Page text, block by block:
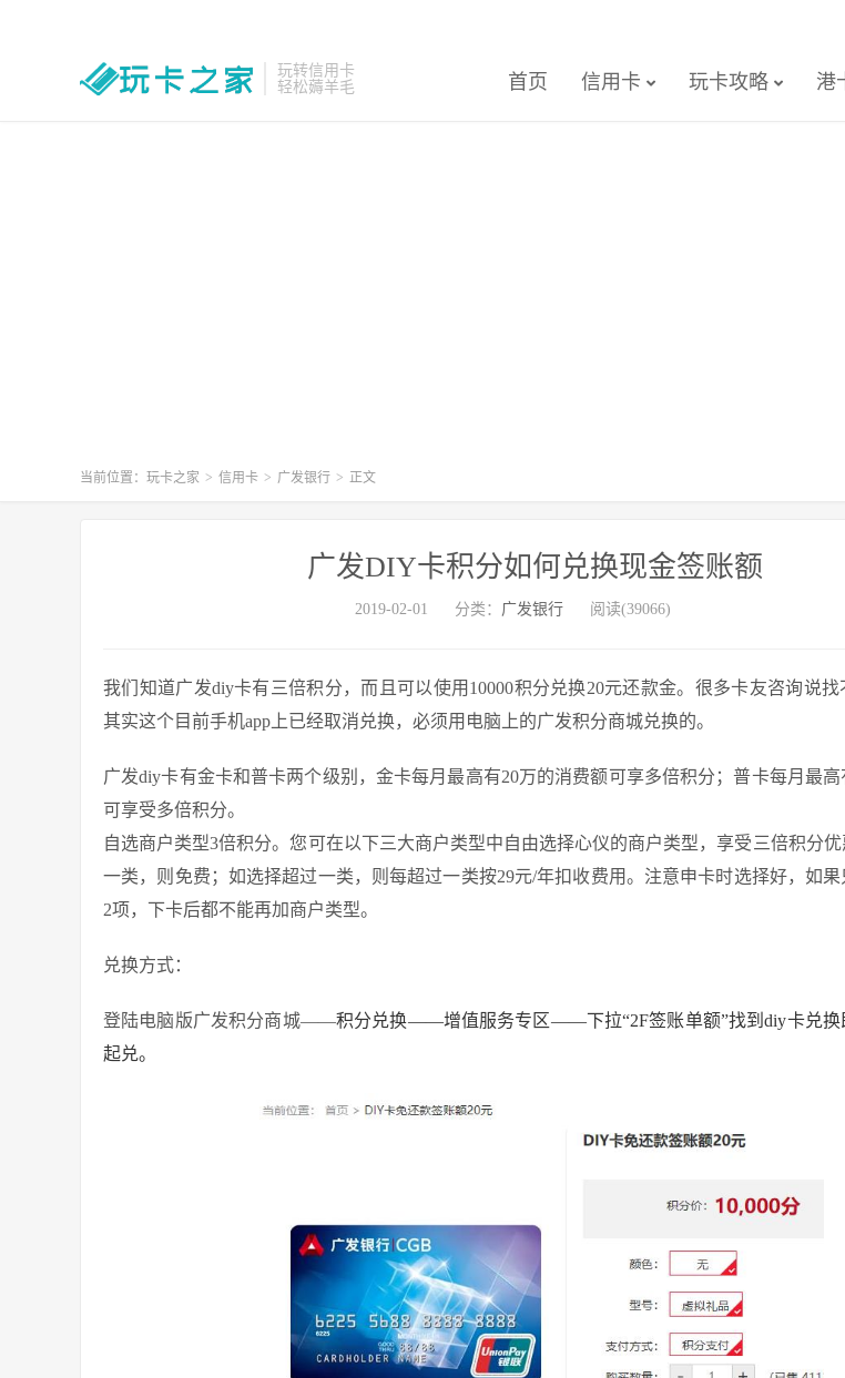
玩转信用卡
轻松薅羊毛
首页 信用卡 玩卡攻略 港
当前位置： 玩卡之家 > 信用卡 > 广发银行 > 正文
广发DIY卡积分如何兑换现金签账额
2019-02-01 分类： 广发银行 阅读(39066)
我们知道广发diy卡有三倍积分，而且可以使用10000积分兑换20元还款金。很多卡友咨询说找
其实这个目前手机app上已经取消兑换，必须用电脑上的广发积分商城兑换的。
广发diy卡有金卡和普卡两个级别，金卡每月最高有20万的消费额可享多倍积分；普卡每月最高
可享受多倍积分。
自选商户类型3倍积分。您可在以下三大商户类型中自由选择心仪的商户类型，享受三倍积分
一类，则免费；如选择超过一类，则每超过一类按29元/年扣收费用。注意申卡时选择好，如
2项，下卡后都不能再加商户类型。
兑换方式：
登陆电脑版广发积分商城——积分兑换——增值服务专区——下拉“2F签账单额”找到diy卡兑换
起兑。